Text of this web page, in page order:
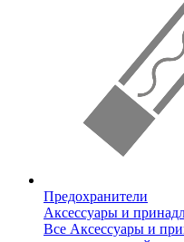
Предохранители
Аксессуары и
Все Аксессуары и